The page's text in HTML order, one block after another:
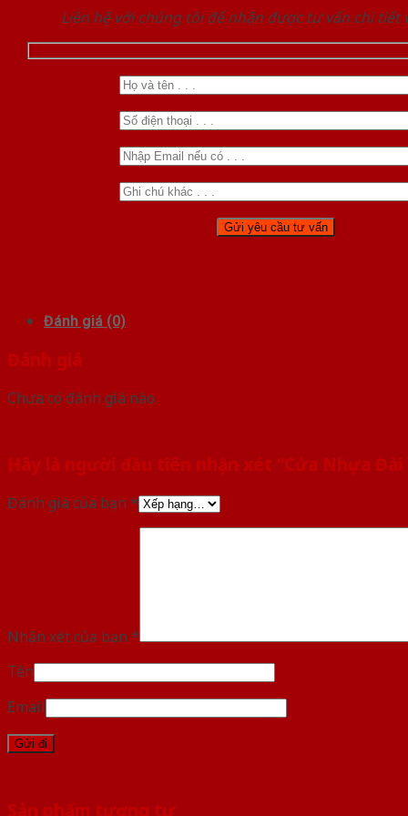
Liên hệ với chúng tôi để nhận được tư vấn chi tiết
Đánh giá (0)
Đánh giá
Chưa có đánh giá nào.
Hãy là người đầu tiên nhận xét “Cửa Nhựa Đài
Đánh giá của bạn *
Nhận xét của bạn *
Tên
Email
Sản phẩm tương tự